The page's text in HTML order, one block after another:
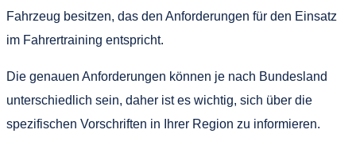
Fahrzeug besitzen, das den Anforderungen für den Einsatz
im Fahrertraining entspricht.
Die genauen Anforderungen können je nach Bundesland
unterschiedlich sein, daher ist es wichtig, sich über die
spezifischen Vorschriften in Ihrer Region zu informieren.